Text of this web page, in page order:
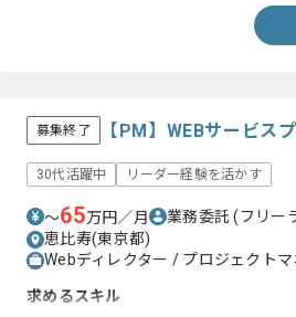
募集終了 【PM】WEBサービス
30代活躍中 リーダー経験を活かす
〜65万円／月 業務委託(フリー
恵比寿(東京都)
Webディレクター / プロジェクト
求めるスキル